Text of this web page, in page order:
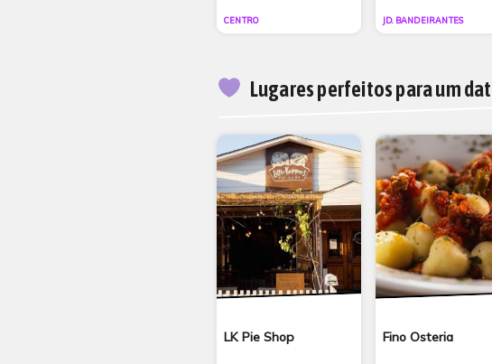
CENTRO JD. BANDEIRANTES
Lugares perfeitos para um
LK Pie Shop Fino Osteria